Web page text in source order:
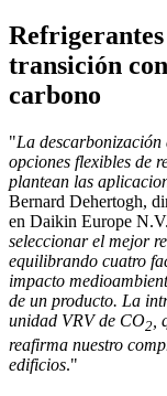
transición
carbono
"La
opciones flexibles de
plantean las
Bernard Dehertogh,
en Daikin Europe
seleccionar el mejor
equilibrando cuatro
impacto
de un producto. La
unidad VRV de CO2
reafirma nuestro
edificios."